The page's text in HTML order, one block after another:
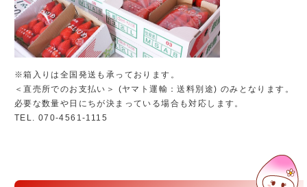
※箱入りは全国発送も承っております。
＜直売所でのお支払い＞ (ヤマト運輸：送料別途) のみとなります。
必要な数量や日にちが決まっている場合も対応します。
TEL. 070-4561-1115